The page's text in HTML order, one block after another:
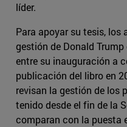
líder.
Para apoyar su tesis, los
gestión de Donald
entre su inauguración a
publicación del libro en
revisan la gestión de los
tenido desde el fin de la
comparan con la puesta